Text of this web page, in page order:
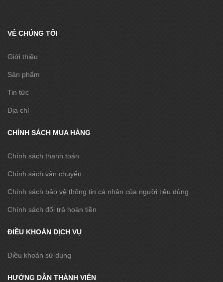
VỀ CHÚNG TÔI
Giới thiệu
Sản phẩm
Tin tức
Địa chỉ
CHÍNH SÁCH MUA HÀNG
Chính sách thanh toán
Chính sách vận chuyển
Chính sách bảo vệ thông tin cá nhân của người tiêu dùng
Chính sách đổi trả hoàn tiền
ĐIỀU KHOẢN DỊCH VỤ
Điều khoản sử dụng
HƯỚNG DẪN THÀNH VIÊN